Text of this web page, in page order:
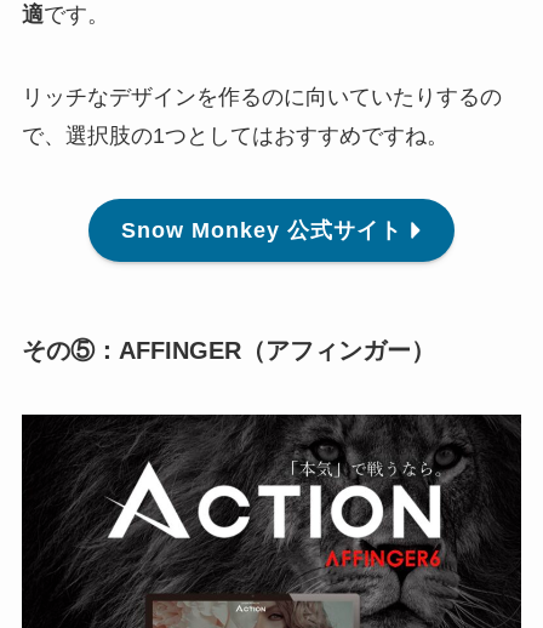
適です。
リッチなデザインを作るのに向いていたりするの
で、選択肢の1つとしてはおすすめですね。
Snow Monkey 公式サイト
その⑤：AFFINGER（アフィンガー）